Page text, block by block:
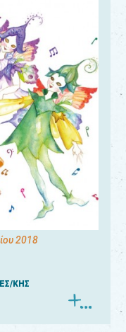
2018
ΚΗΣ